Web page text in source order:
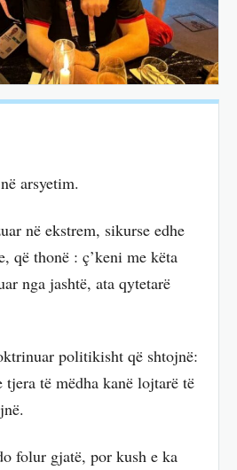
arsyetim.
në ekstrem, sikurse edhe
që thonë : ç’keni me këta
nga jashtë, ata qytetarë
politikisht që shtojnë:
tjera të mëdha kanë lojtarë të
folur gjatë, por kush e ka